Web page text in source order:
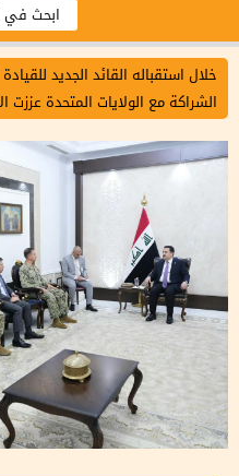
خلال استقباله القائد الجديد
الشراكة مع الولايات المتحدة عززت